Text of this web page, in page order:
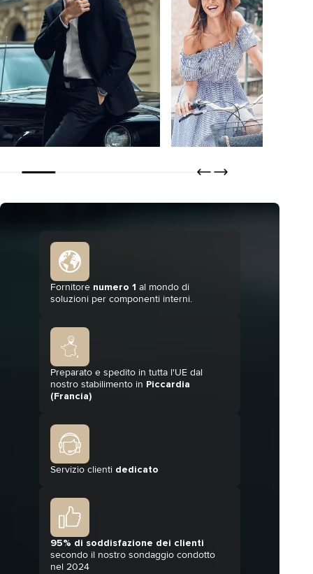
Fornitore numero 1 al mondo di
soluzioni per componenti interni.
Preparato e spedito in tutta l'UE dal
nostro stabilimento in Piccardia
(Francia)
Servizio clienti dedicato
95% di soddisfazione dei clienti
secondo il nostro sondaggio condotto
nel 2024